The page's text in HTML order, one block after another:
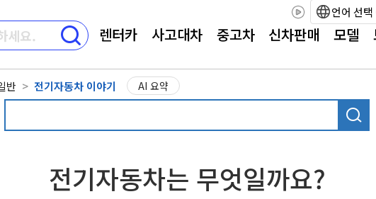
언어 선
렌터카 사고대차 중고차 신차판매 모델
반 전기자동차 이야기 AI 요약
전기자동차는 무엇일까요?